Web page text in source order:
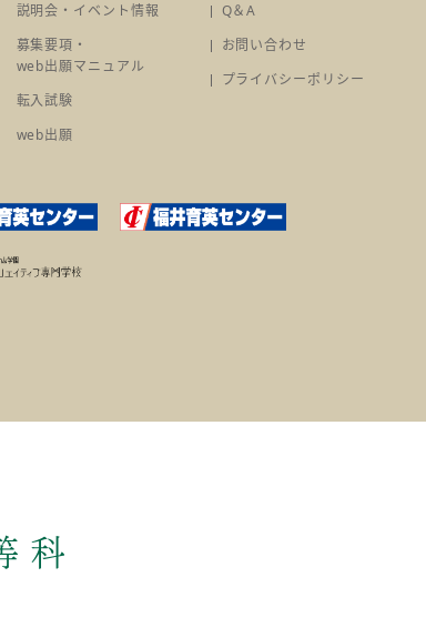
説明会・イベント情報
募集要項・
web出願マニュアル
転入試験
web出願
Q＆A
お問い合わせ
プライバシーポリシー